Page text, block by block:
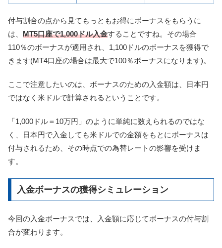
付与割合の点から見てもっともお得にボーナスをもらうに
は、 MT5口座で1,000ドル入金することですね。その場合
110％のボーナスが適用され、1,100ドルのボーナスを獲得で
きます(MT4口座の場合は最大で100％ボーナスになります)。
ここで注意したいのは、ボーナスのための入金額は、日本円
ではなく米ドルで計算されるということです。
「1,000ドル＝10万円」のように単純に数えられるのではな
く、日本円で入金しても米ドルでの金額をもとにボーナスは
付与されるため、その時点での為替レートの影響を受けま
す。
入金ボーナスの獲得シミュレーション
今回の入金ボーナスでは、入金額に応じてボーナスの付与割
合が変わります。